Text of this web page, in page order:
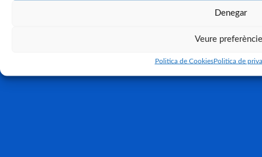
Denegar
Veure
Politica de CookiesPolitica de